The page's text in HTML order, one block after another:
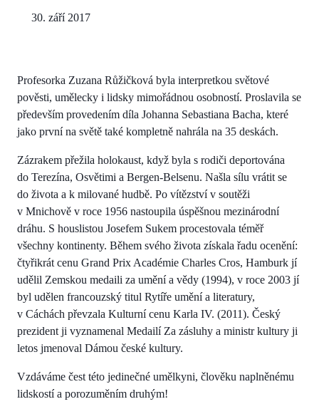
30. září 2017
Profesorka Zuzana Růžičková byla interpretkou světové
pověsti, umělecky i lidsky mimořádnou osobností. Proslavila se
především provedením díla Johanna Sebastiana Bacha, které
jako první na světě také kompletně nahrála na 35 deskách.
Zázrakem přežila holokaust, když byla s rodiči deportována
do Terezína, Osvětimi a Bergen-Belsenu. Našla sílu vrátit se
do života a k milované hudbě. Po vítězství v soutěži
v Mnichově v roce 1956 nastoupila úspěšnou mezinárodní
dráhu. S houslistou Josefem Sukem procestovala téměř
všechny kontinenty. Během svého života získala řadu ocenění:
čtyřikrát cenu Grand Prix Académie Charles Cros, Hamburk jí
udělil Zemskou medaili za umění a vědy (1994), v roce 2003 jí
byl udělen francouzský titul Rytíře umění a literatury,
v Cáchách převzala Kulturní cenu Karla IV. (2011). Český
prezident ji vyznamenal Medailí Za zásluhy a ministr kultury ji
letos jmenoval Dámou české kultury.
Vzdáváme čest této jedinečné umělkyni, člověku naplněnému
lidskostí a porozuměním druhým!